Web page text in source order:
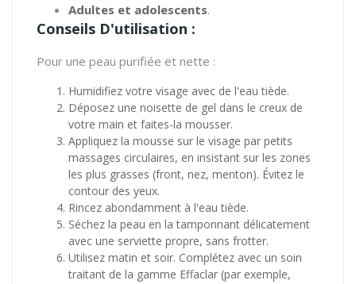
Adultes et adolescents.
Conseils D'utilisation :
Pour une peau purifiée et nette :
Humidifiez votre visage avec de l'eau tiède.
Déposez une noisette de gel dans le creux de
votre main et faites-la mousser.
Appliquez la mousse sur le visage par petits
massages circulaires, en insistant sur les zones
les plus grasses (front, nez, menton). Évitez le
contour des yeux.
Rincez abondamment à l'eau tiède.
Séchez la peau en la tamponnant délicatement
avec une serviette propre, sans frotter.
Utilisez matin et soir. Complétez avec un soin
traitant de la gamme Effaclar (par exemple,